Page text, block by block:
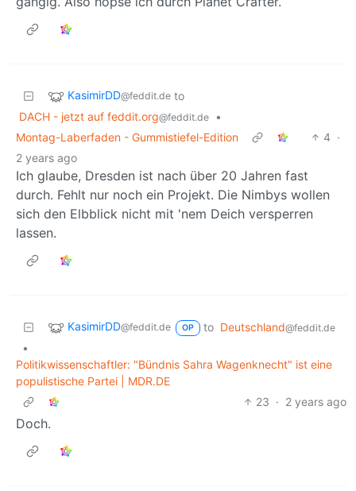
KasimirDD@feddit.de to
DACH - jetzt auf feddit.org@feddit.de
•
Montag-Laberfaden - Gummistiefel-Edition
4 ·
2 years ago
Ich glaube, Dresden ist nach über 20 Jahren fast
durch. Fehlt nur noch ein Projekt. Die Nimbys wollen
sich den Elbblick nicht mit 'nem Deich versperren
lassen.
KasimirDD@feddit.de OP to Deutschland@feddit.de
•
Politikwissenschaftler: "Bündnis Sahra Wagenknecht" ist eine
populistische Partei | MDR.DE
23 · 2 years ago
Doch.